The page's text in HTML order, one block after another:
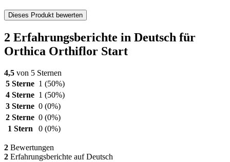
Dieses Produkt bewerten
2 Erfahrungsberichte in Deutsch für
Orthica Orthiflor Start
4,5 von 5 Sternen
5 Sterne 1 (50%)
4 Sterne 1 (50%)
3 Sterne 0 (0%)
2 Sterne 0 (0%)
1 Stern
0 (0%)
2 Bewertungen
2 Erfahrungsberichte auf Deutsch